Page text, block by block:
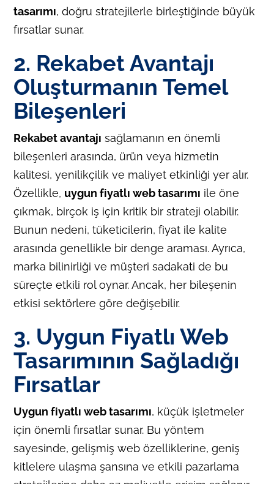
tasarımı, doğru stratejilerle birleştiğinde büyük
fırsatlar sunar.
2. Rekabet Avantajı
Oluşturmanın Temel
Bileşenleri
Rekabet avantajı sağlamanın en önemli
bileşenleri arasında, ürün veya hizmetin
kalitesi, yenilikçilik ve maliyet etkinliği yer alır.
Özellikle, uygun fiyatlı web tasarımı ile öne
çıkmak, birçok iş için kritik bir strateji olabilir.
Bunun nedeni, tüketicilerin, fiyat ile kalite
arasında genellikle bir denge araması. Ayrıca,
marka bilinirliği ve müşteri sadakati de bu
süreçte etkili rol oynar. Ancak, her bileşenin
etkisi sektörlere göre değişebilir.
3. Uygun Fiyatlı Web
Tasarımının Sağladığı
Fırsatlar
Uygun fiyatlı web tasarımı, küçük işletmeler
için önemli fırsatlar sunar. Bu yöntem
sayesinde, gelişmiş web özelliklerine, geniş
kitlelere ulaşma şansına ve etkili pazarlama